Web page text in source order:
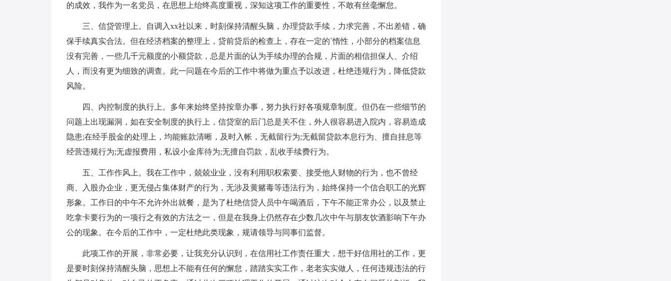
的成效，我作为一名党员，在思想上绐终高度重视，深知这项工作的重要性，不敢有丝毫懈怠。
三、信贷管理上。自调入xx社以来，时刻保持清醒头脑，办理贷款手续，力求完善，不出差错，确
保手续真实合法。但在经济档案的整理上，贷前贷后的检查上，存在一定的`惰性，小部分的档案信息
没有完善，一些几千元额度的小额贷款，总是片面的认为手续办理的合规，片面的相信担保人、介绍
人，而没有更为细致的调查。此一问题在今后的工作中将做为重点予以改进，杜绝违规行为，降低贷款
风险。
四、内控制度的执行上。多年来始终坚持按章办事，努力执行好各项规章制度。但仍在一些细节的
问题上出现漏洞，如在安全制度的执行上，信贷室的后门总是关不住，外人很容易进入院内，容易造成
隐患;在经手股金的处理上，均能账款清晰，及时入帐，无截留行为;无截留贷款本息行为、擅自挂息等
经营违规行为;无虚报费用，私设小金库待为;无擅自罚款，乱收手续费行为。
五、工作作风上。我在工作中，兢兢业业，没有利用职权索要、接受他人财物的行为，也不曾经
商、入股办企业，更无侵占集体财产的行为，无涉及黄赌毒等违法行为，始终保持一个信合职工的光辉
形象。工作日的中午不允许外出就餐，是为了杜绝信贷人员中午喝酒后，下午不能正常办公，以及禁止
吃拿卡要行为的一项行之有效的方法之一，但是在我身上仍然存在少数几次中午与朋友饮酒影响下午办
公的现象。在今后的工作中，一定杜绝此类现象，规请领导与同事们监督。
此项工作的开展，非常必要，让我充分认识到，在信用社工作责任重大，想干好信用社的工作，更
是要时刻保持清醒头脑，思想上不能有任何的懈怠，踏踏实实工作，老老实实做人，任何违规违法的行